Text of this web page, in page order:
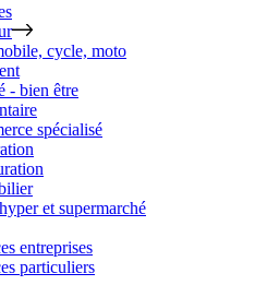
cycle, moto
- bien être
spécialisé
et supermarché
entreprises
particuliers